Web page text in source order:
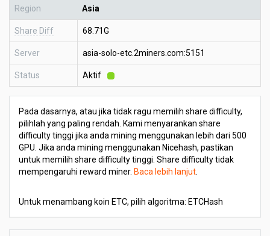
Region Asia
Share Diff 68.71G
Server asia-solo-etc.2miners.com:5151
Status Aktif
Pada dasarnya, atau jika tidak ragu memilih share difficulty,
pilihlah yang paling rendah. Kami menyarankan share
difficulty tinggi jika anda mining menggunakan lebih dari 500
GPU. Jika anda mining menggunakan Nicehash, pastikan
untuk memilih share difficulty tinggi. Share difficulty tidak
mempengaruhi reward miner. Baca lebih lanjut
Untuk menambang koin ETC, pilih algoritma: ETCHash